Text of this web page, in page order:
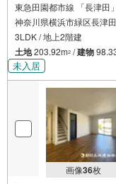
東急田園都市線 「長津田
神奈川県横浜市緑区長津
3LDK / 地上2階建
土地203.92m2 /建物
未入居
画像36枚